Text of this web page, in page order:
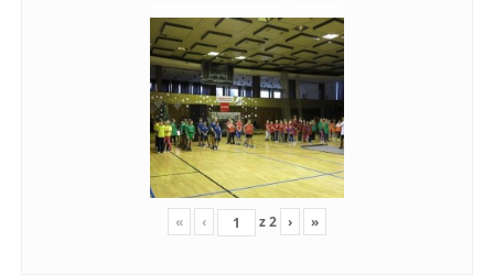
« ‹ z2 › »